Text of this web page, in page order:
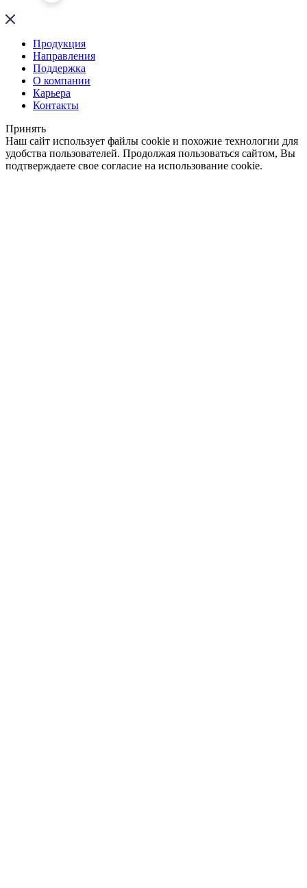
Продукция
Направления
Поддержка
О компании
Карьера
Контакты
Принять
Наш сайт использует файлы cookie и похожие технологии для
удобства пользователей. Продолжая пользоваться сайтом, Вы
подтверждаете свое согласие на использование cookie.